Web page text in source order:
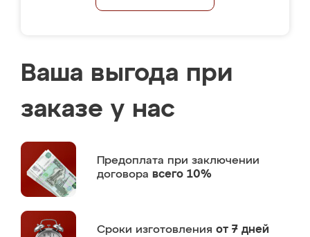
Ваша выгода при
заказе у нас
Предоплата при заключении
договора всего 10%
Сроки изготовления от 7 дней